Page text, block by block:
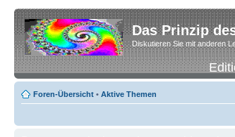
Das Prinzip
Diskutieren Sie mit anderen
Foren-Übersicht • Aktive Themen